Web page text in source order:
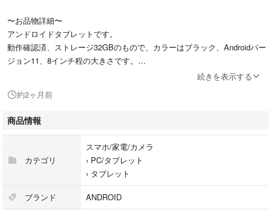
〜お品物詳細〜
アンドロイドタブレットです。
動作確認済、ストレージ32GBのもので、カラーはブラック、Androidバー
ジョン11、8インチ程の大きさです。
初期フィルムも貼ったままで、動作確認をしたのみなのでほぼ初期状態で
す。
こちらは説明書がありましたので同封します。
〜発送について〜
*このままの価格で購入でゆうパケット配送になります。
*+1500円でゆうパック配送に変更します。(梱包代、配送代、手間賃等込
み)
続きを表示する
約2ヶ月前
商品情報
カテゴリ
スマホ/家電/カメラ
› PC/タブレット
› タブレット
ブランド ANDROID